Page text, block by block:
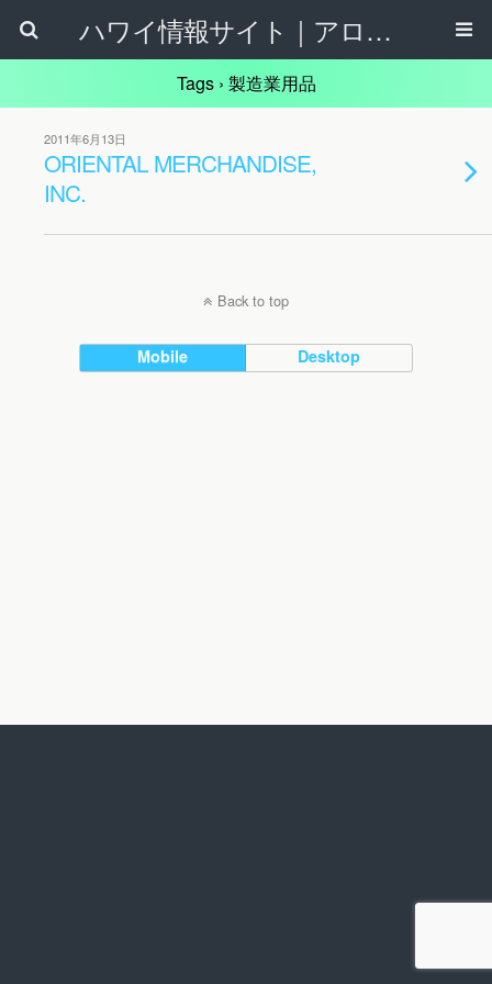
ハワイ情報サイト｜アロハタウンネット
Tags › 製造業用品
2011年6月13日
ORIENTAL MERCHANDISE,
INC.
Back to top
Mobile Desktop